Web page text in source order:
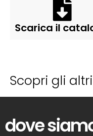
Scarica il
Scopri gli
dove